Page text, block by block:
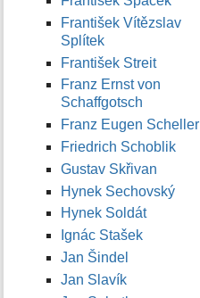
František Vítězslav
Splítek
František Streit
Franz Ernst von
Schaffgotsch
Franz Eugen Scheller
Friedrich Schoblik
Gustav Skřivan
Hynek Sechovský
Hynek Soldát
Ignác Stašek
Jan Šindel
Jan Slavík